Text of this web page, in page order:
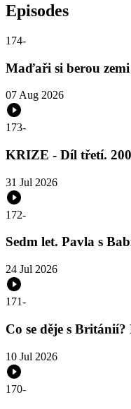
Episodes
174-
Maďaři si berou zemi
07 Aug 2026
173-
KRIZE - Díl třetí.
31 Jul 2026
172-
Sedm let. Pavla s
24 Jul 2026
171-
Co se děje s
10 Jul 2026
170-